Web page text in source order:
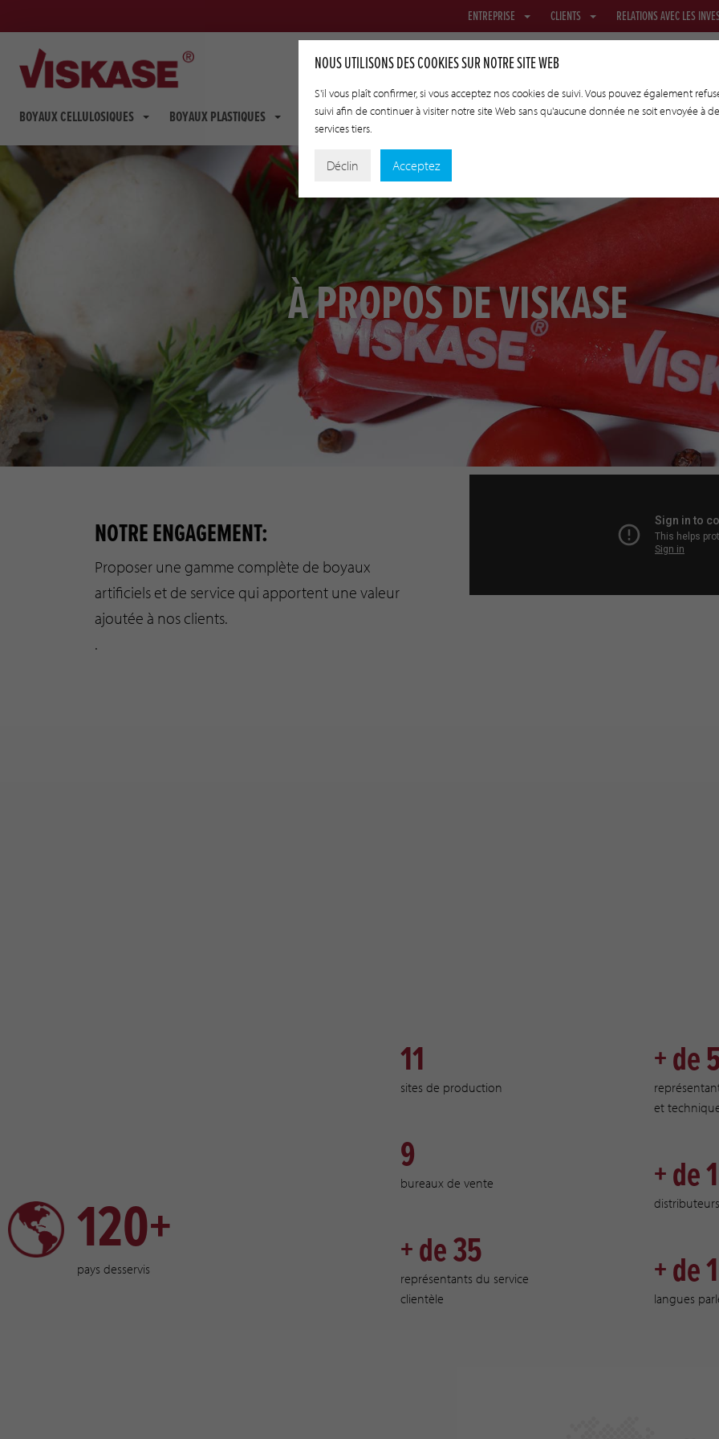
ENTREPRISE CLIENTS RELATIONS AVEC LES
BOYAUX CELLULOSIQUES BOYAUX PLASTIQUES BOYAUX FIBROUS FILETS ET TEXTILES BOYAUX DE TRANSFERT
À PROPOS DE VISKASE
NOTRE ENGAGEMENT:
Proposer une gamme complète de boyaux
artificiels et de service qui apportent une valeur
ajoutée à nos clients.
.
120+
pays desservis
11
sites de production
9
bureaux de vente
+ de 35
représentants du service
clientèle
+ de
et
+ de
+ de
langues
NOUS UTILISONS DES COOKIES SUR NOTRE SITE WEB
S'il vous plaît confirmer, si vous acceptez nos cookies de suivi. Vous pouvez également
suivi afin de continuer à visiter notre site Web sans qu'aucune donnée ne soit envoyée à
services tiers.
Déclin Acceptez